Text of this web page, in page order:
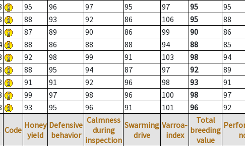
95 96 97 95 97 95
95
88 93 92 86 106 95
88
87 89 90 86 99 90
86
88 86 88 88 94 88
85
92 98 99 91 103 98
94
88 95 94 87 97 92
89
91 91 92 96 98 93
91
99 97 98 96 100 98
97
93 95 96 91 101 96 92
Code Honey
yield
Defensive
behavior
Calmness
during
inspection
Swarming
drive
Varroa-
index
Total
breeding
value